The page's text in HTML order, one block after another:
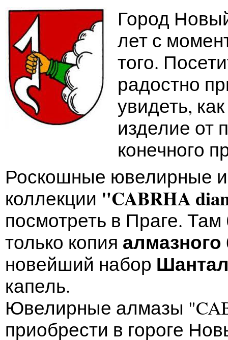
Город
лет с
того.
радостно
увидеть,
изделие от
конечного
Роскошные ювелирные
коллекции "CABRHA
посмотреть в Праге.
только копия
новейший набор
капель.
Ювелирные алмазы
приобрести в гороге